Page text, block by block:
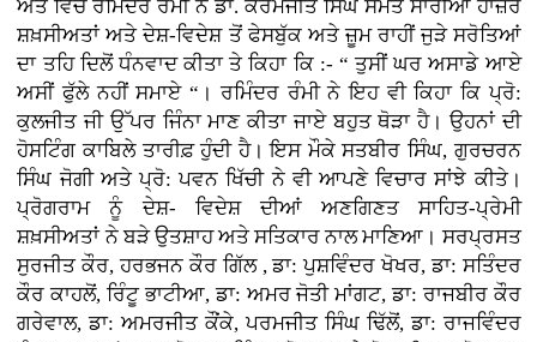
ਅੰਤ ਵਿੱਚ ਰਮਿੰਦਰ ਰੰਮੀ ਨੇ ਡਾ. ਕਰਮਜੀਤ ਸਿੰਘ ਸਮੇਤ ਸਾਰੀਆਂ ਹਾਜ਼ਰ
ਸ਼ਖ਼ਸੀਅਤਾਂ ਅਤੇ ਦੇਸ਼-ਵਿਦੇਸ਼ ਤੋਂ ਫੇਸਬੁੱਕ ਅਤੇ ਜ਼ੂਮ ਰਾਹੀਂ ਜੁੜੇ ਸਰੋਤਿਆਂ
ਦਾ ਤਹਿ ਦਿਲੋਂ ਧੰਨਵਾਦ ਕੀਤਾ ਤੇ ਕਿਹਾ ਕਿ :- “ ਤੁਸੀਂ ਘਰ ਅਸਾਡੇ ਆਏ
ਅਸੀਂ ਫੁੱਲੇ ਨਹੀਂ ਸਮਾਏ “। ਰਮਿੰਦਰ ਰੰਮੀ ਨੇ ਇਹ ਵੀ ਕਿਹਾ ਕਿ ਪ੍ਰੋ:
ਕੁਲਜੀਤ ਜੀ ਉੱਪਰ ਜਿੰਨਾ ਮਾਣ ਕੀਤਾ ਜਾਏ ਬਹੁਤ ਥੋੜਾ ਹੈ। ਉਹਨਾਂ ਦੀ
ਹੋਸਟਿੰਗ ਕਾਬਿਲੇ ਤਾਰੀਫ਼ ਹੁੰਦੀ ਹੈ। ਇਸ ਮੌਕੇ ਸਤਬੀਰ ਸਿੰਘ, ਗੁਰਚਰਨ
ਸਿੰਘ ਜੋਗੀ ਅਤੇ ਪ੍ਰੋ: ਪਵਨ ਖਿੱਚੀ ਨੇ ਵੀ ਆਪਣੇ ਵਿਚਾਰ ਸਾਂਝੇ ਕੀਤੇ।
ਪ੍ਰੋਗਰਾਮ ਨੂੰ ਦੇਸ਼- ਵਿਦੇਸ਼ ਦੀਆਂ ਅਣਗਿਣਤ ਸਾਹਿਤ-ਪ੍ਰੇਮੀ
ਸ਼ਖ਼ਸੀਅਤਾਂ ਨੇ ਬੜੇ ਉਤਸ਼ਾਹ ਅਤੇ ਸਤਿਕਾਰ ਨਾਲ ਮਾਣਿਆ। ਸਰਪ੍ਰਸਤ
ਸੁਰਜੀਤ ਕੌਰ, ਹਰਭਜਨ ਕੌਰ ਗਿੱਲ , ਡਾ: ਪੁਸ਼ਵਿੰਦਰ ਖੋਖਰ, ਡਾ: ਸਤਿੰਦਰ
ਕੌਰ ਕਾਹਲੋਂ, ਰਿੰਟੂ ਭਾਟੀਆ, ਡਾ: ਅਮਰ ਜੋਤੀ ਮਾਂਗਟ, ਡਾ: ਰਾਜਬੀਰ ਕੌਰ
ਗਰੇਵਾਲ, ਡਾ: ਅਮਰਜੀਤ ਕੌਂਕੇ, ਪਰਮਜੀਤ ਸਿੰਘ ਢਿੱਲੋਂ, ਡਾ: ਰਾਜਵਿੰਦਰ